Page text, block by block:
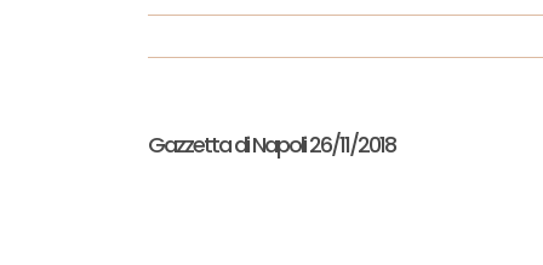
Gazzetta di Napoli 26/11/2018